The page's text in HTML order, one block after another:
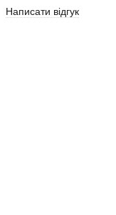
Написати відгук